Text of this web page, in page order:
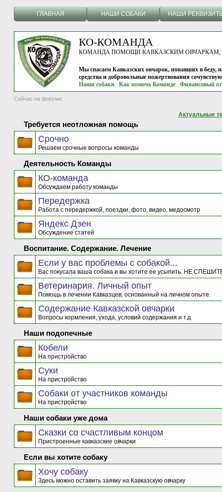
ГЛАВНАЯ НАШИ СОБАКИ НАШИ
КО-КОМАНДА
КОМАНДА ПОМОЩИ КАВКАЗСКИМ ОВЧАРКАМ, г.
Мы спасаем Кавказских овчарок, попавших в беду,
средства и добровольные пожертвования
Наши собаки
Как помочь Команде Финансовый
Сейчас на форуме:
Актуальные
Требуется неотложная помощь
Срочно
Решаем срочные вопросы команды
Деятельность Команды
КО-команда
Обсуждаем работу команды
Передержка
Работа с передержкой, поездки, фото, видео, медосмотр
Яндекс Дзен
Обсуждение статей
Воспитание. Содержание. Лечение
Если у вас проблемы с собакой...
Вас покусала ваша собака и вы хотите ее усыпить. НЕ
Ветеринария. Личный опыт
Помощь в лечении Кавказцев, основанный на личном опыте.
Содержание Кавказской овчарки
Вопросы кормления, ухода, условий содержания и т.д
Наши подопечные
Кобели
На пристройство
Суки
На пристройство
Собаки от участников команды
На пристройство
Наши собаки уже дома
Сказки со счастливым концом
Пристроенные кавказские овчарки
Если вы хотите собаку
Хочу собаку
Здесь можно оставить заявку на Кавказскую овчарку